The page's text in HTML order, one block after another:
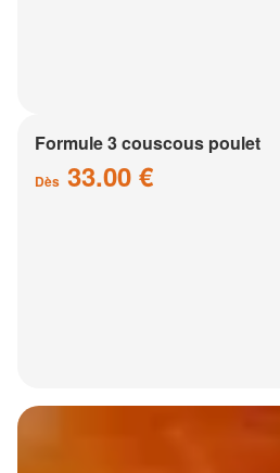
Formule 3 couscous poulet
Dès 33.00 €